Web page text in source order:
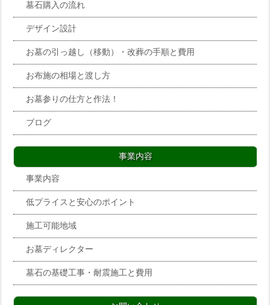
墓石購入の流れ
デザイン設計
お墓の引っ越し（移動）・改葬の手順と費用
お布施の相場と渡し方
お墓参りの仕方と作法！
ブログ
事業内容
事業内容
低プライスと安心のポイント
施工可能地域
お墓ディレクター
墓石の基礎工事・耐震施工と費用